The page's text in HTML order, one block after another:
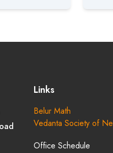
Links
Belur Math
Vedanta Society of
Office Schedule